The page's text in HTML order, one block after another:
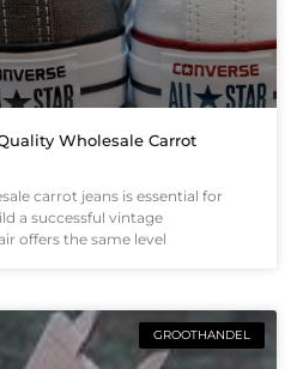
Wholesale Carrot
carrot jeans is essential for
a successful vintage
offers the same level
GROOTHANDEL